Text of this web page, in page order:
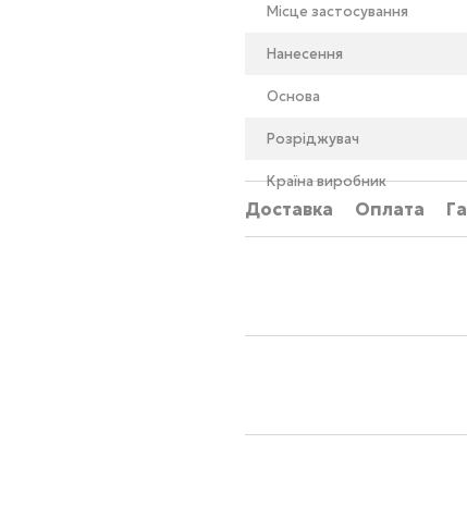
Місце застосування
Нанесення
Основа
Розріджувач
Країна виробник
Доставка Оплата